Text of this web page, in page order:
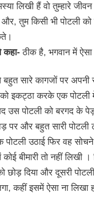
लिखी हैं वो तुम्हारे
तुम किसी भी पोटली
कहा- ठीक है, भगवान में
बहुत सारे कागजों पर अपनी
इकट्ठा करके एक पोटली
उस पोटली को बरगद के पेड़
पर और बहुत सारी पोटली
उठाई फिर वह
कोई बीमारी तो नहीं
छोड़ दिया और दूसरी
कहीं इसमें ऐसा ना लिखा